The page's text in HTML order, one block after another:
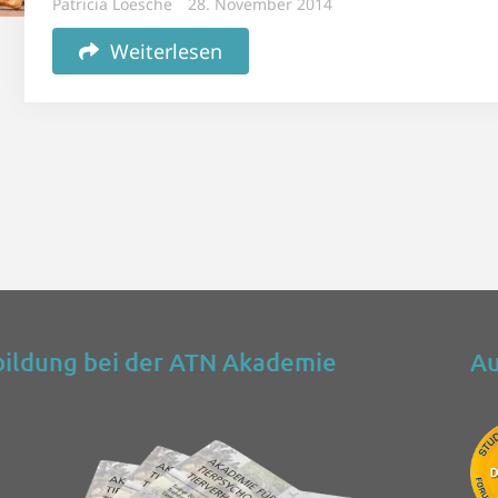
Patricia Loesche 28. November 2014
Weiterlesen
bei der ATN Akademie